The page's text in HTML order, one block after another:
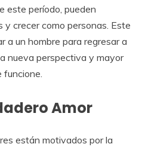
este período, pueden
y crecer como personas. Este
a un hombre para regresar a
nueva perspectiva y mayor
funcione.
Amor
están motivados por la